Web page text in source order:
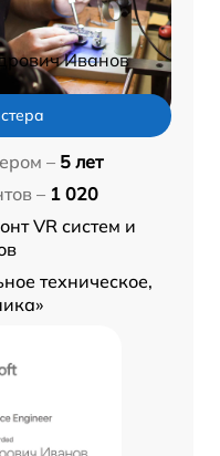
Иванов
– 5 лет
– 1 020
VR систем и
техническое,